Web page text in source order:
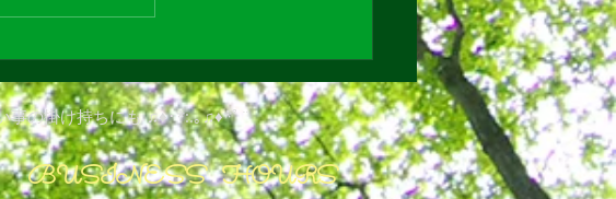
事の掛け持ちにも ♫♦･*:.｡♫♦*ﾟ¨
BUSINESS HOURS